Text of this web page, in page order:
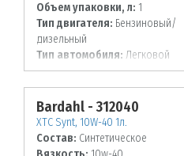
Объем упаковки, л: 1
Тип двигателя: Бензиновый/
дизельный
Тип автомобиля: Легковой
Bardahl - 312040
XTC Synt, 10W-40 1л.
Состав: Синтетическое